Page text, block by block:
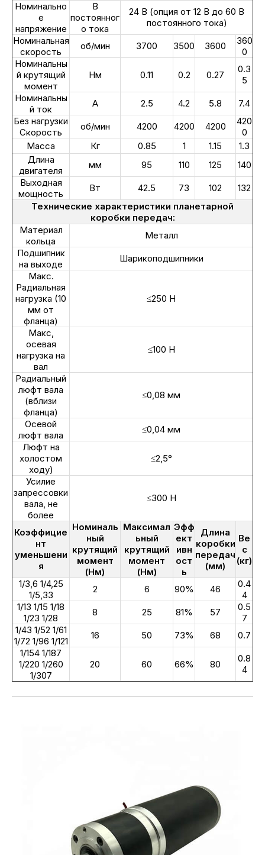
Номинально
е
напряжение
В
постоянног
о тока
24 В (опция от 12 В до 60 В
постоянного тока)
Номинальная
скорость
об/мин 3700 3500 3600
360
0
Номинальны
й крутящий
момент
Нм 0.11 0.2 0.27
0.3
5
Номинальны
й ток
А 2.5 4.2 5.8
7.4
Без нагрузки
Скорость
об/мин 4200 4200 4200
420
0
Масса
Кг 0.85 1 1.15
1.3
Длина
двигателя
мм 95 110 125
140
Выходная
мощность
Вт 42.5 73 102
132
Технические характеристики планетарной
коробки передач:
Материал
кольца
Металл
Подшипник
на выходе
Шарикоподшипники
Макс.
Радиальная
нагрузка (10
мм от
фланца)
≤250 Н
Макс,
осевая
нагрузка на
вал
≤100 Н
Радиальный
люфт вала
(вблизи
фланца)
≤0,08 мм
Осевой
люфт вала
≤0,04 мм
Люфт на
холостом
ходу)
≤2,5°
Усилие
запрессовки
вала, не
более
≤300 Н
Коэффицие
нт
уменьшени
я
Номиналь
ный
крутящий
момент
(Нм)
Максимал
ьный
крутящий
момент
(Нм)
Эфф
ект
ивн
ост
ь
Длина
коробки
передач
(мм)
Ве
с
(кг)
1/3,6 1/4,25
1/5,33
2 6 90% 46
0.4
4
1/13 1/15 1/18
1/23 1/28
8 25 81% 57
0.5
7
1/43 1/52 1/61
1/72 1/96 1/121
16 50 73% 68
0.7
1/154 1/187
1/220 1/260
1/307
20 60 66% 80
0.8
4